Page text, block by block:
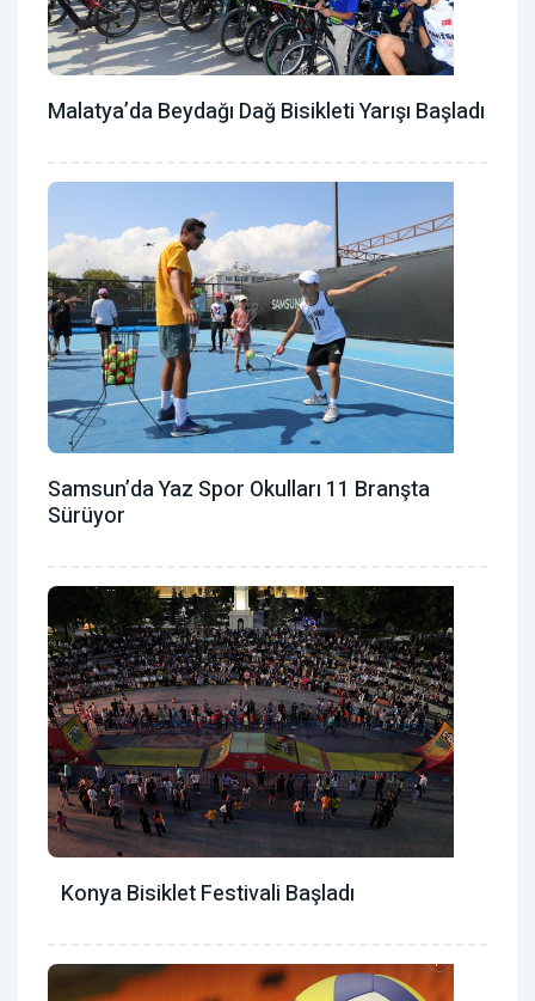
Malatya’da Beydağı Dağ Bisikleti Yarışı Başladı
Samsun’da Yaz Spor Okulları 11 Branşta
Sürüyor
Konya Bisiklet Festivali Başladı